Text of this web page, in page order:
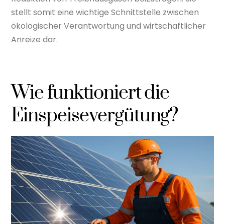
stellt somit eine wichtige Schnittstelle zwischen
ökologischer Verantwortung und wirtschaftlicher
Anreize dar.
Wie funktioniert die
Einspeisevergütung?